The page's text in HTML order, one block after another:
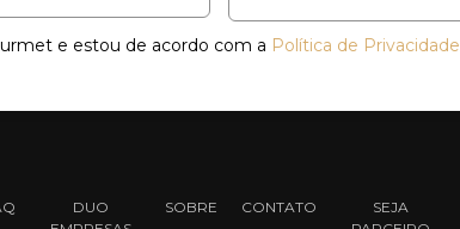
e estou de acordo com a Política de Privacidade
DUO SOBRE CONTATO SEJA